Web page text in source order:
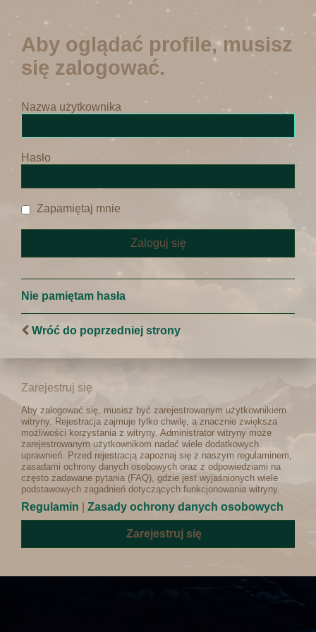
Aby oglądać profile, musisz
się zalogować.
Nazwa użytkownika
Hasło
Zapamiętaj mnie
Nie pamiętam hasła
Wróć do poprzedniej strony
Zarejestruj się
Aby zalogować się, musisz być zarejestrowanym użytkownikiem
witryny. Rejestracja zajmuje tylko chwilę, a znacznie zwiększa
możliwości korzystania z witryny. Administrator witryny może
zarejestrowanym użytkownikom nadać wiele dodatkowych
uprawnień. Przed rejestracją zapoznaj się z naszym regulaminem,
zasadami ochrony danych osobowych oraz z odpowiedziami na
często zadawane pytania (FAQ), gdzie jest wyjaśnionych wiele
podstawowych zagadnień dotyczących funkcjonowania witryny.
Regulamin Zasady ochrony danych osobowych
Zarejestruj się